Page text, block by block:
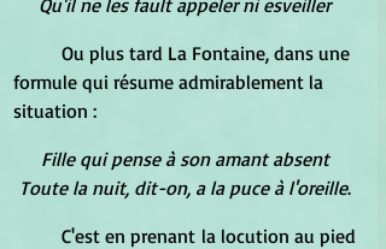
Ou plus tard La Fontaine, dans une
formule qui résume admirablement la
situation :
Fille qui pense à son amant absent
Toute la nuit, dit-on, a la puce à l'oreille.
C'est en prenant la locution au pied